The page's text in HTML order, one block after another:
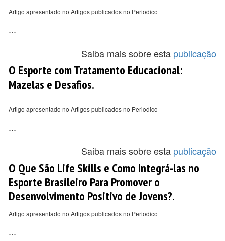
Artigo apresentado no Artigos publicados no Periodico
...
Saiba mais sobre esta publicação
O Esporte com Tratamento Educacional:
Mazelas e Desafios.
Artigo apresentado no Artigos publicados no Periodico
...
Saiba mais sobre esta publicação
O Que São Life Skills e Como Integrá-las no
Esporte Brasileiro Para Promover o
Desenvolvimento Positivo de Jovens?.
Artigo apresentado no Artigos publicados no Periodico
...